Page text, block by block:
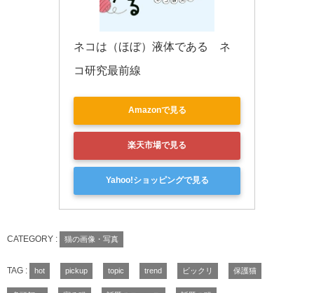
ネコは（ほぼ）液体である　ネ
コ研究最前線
楽天市場で見る
猫の画像・写真
hot pickup topic trend ビックリ 保護猫
多頭飼い 寝る猫 話題のニュース 話題の猫